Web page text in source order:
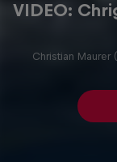
VIDEO:
Christian Maurer